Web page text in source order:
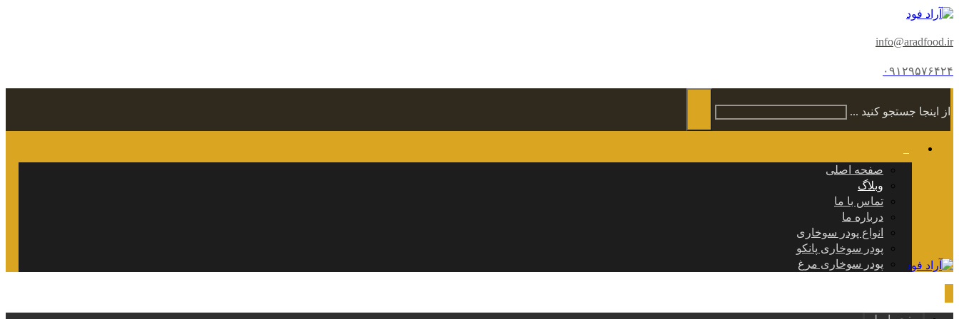
info@aradfood.ir
۰۹۱۲۹۵۷۶۴۲۴
از اینجا جستجو کنید ...
صفحه اصلی
وبلاگ
تماس با ما
درباره ما
انواع پودر سوخاری
پودر سوخاری پانکو
پودر سوخاری مرغ